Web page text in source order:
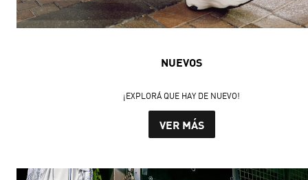
NUEVOS
¡EXPLORÁ QUE HAY DE NUEVO!
VER MÁS